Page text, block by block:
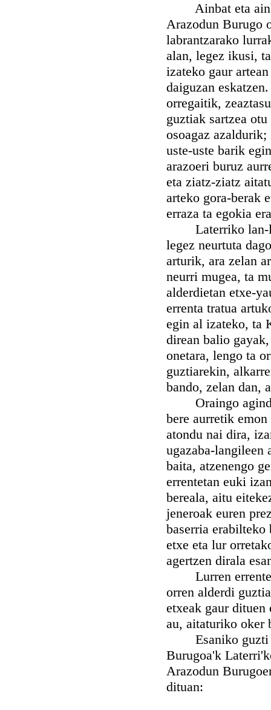
Ainbat eta
Arazodun Burugo
labrantzarako
alan, legez ikusi,
izateko gaur
daiguzan
orregaitik,
guztiak sartzea
osoagaz
uste-uste barik
arazoeri buruz
eta ziatz-ziatz
arteko gora-berak
erraza ta egokia
Laterriko lan-lur
legez neurtuta
arturik, ara zelan
neurri mugea, ta
alderdietan etxe-
errenta tratua
egin al izateko, ta
direan balio
onetara, lengo ta
guztiarekin,
bando, zelan dan,
Oraingo agindu
bere aurretik
atondu nai dira,
ugazaba-langileen
baita, atzenengo
errentetan euki
bereala, aitu
jeneroak euren
baserria erabilteko
etxe eta lur
agertzen dirala
Lurren
orren alderdi
etxeak gaur
au, aitaturiko oker
Esaniko guzti
Burugoa'k
Arazodun
dituan: